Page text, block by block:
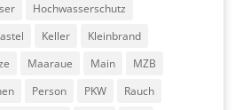
Hochwasserschutz
Keller
Kleinbrand
Maaraue Main
MZB
Person PKW
Rauch